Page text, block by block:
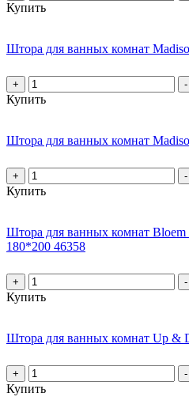
Купить
Штора для ванных комнат
+ -
Купить
Штора для ванных комнат
+ -
Купить
Штора для ванных комнат
180*200 46358
+ -
Купить
Штора для ванных комнат Up &
+ -
Купить